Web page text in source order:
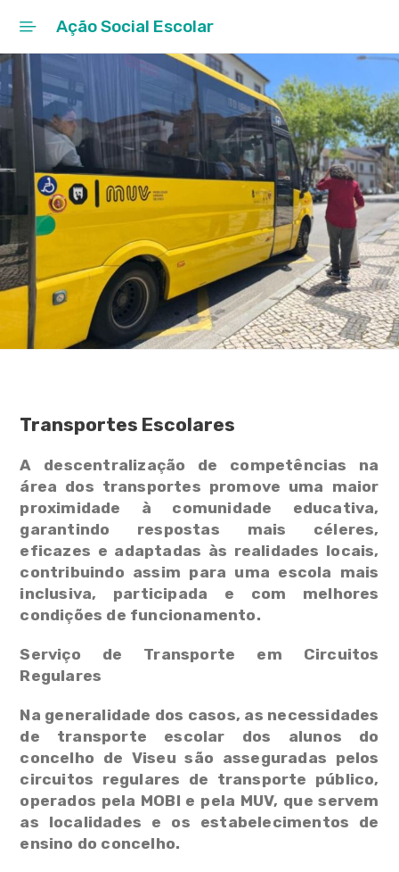
Início
Cidade Educadora
Ação Social Escolar
Rede Escolar
EMENTAS ESCOLARES
Projetos Educativos
Entre Museus
Notícias / Agenda
Agenda
Galeria
Contactos
Fale Connosco
Ação Social Escolar
Transportes Escolares
A descentralização de competências na
área dos transportes promove uma maior
proximidade à comunidade educativa,
garantindo respostas mais céleres,
eficazes e adaptadas às realidades locais,
contribuindo assim para uma escola mais
inclusiva, participada e com melhores
condições de funcionamento.
Serviço de Transporte em Circuitos
Regulares
Na generalidade dos casos, as necessidades
de transporte escolar dos alunos do
concelho de Viseu são asseguradas pelos
circuitos regulares de transporte público,
operados pela MOBI e pela MUV, que servem
as localidades e os estabelecimentos de
ensino do concelho.